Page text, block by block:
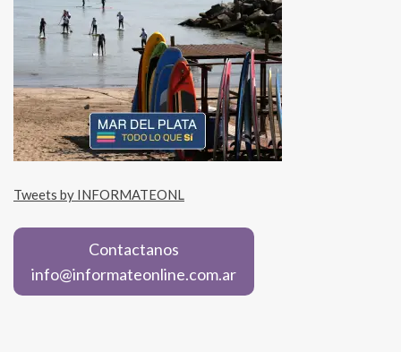
Tweets by INFORMATEONL
Contactanos
info@informateonline.com.ar